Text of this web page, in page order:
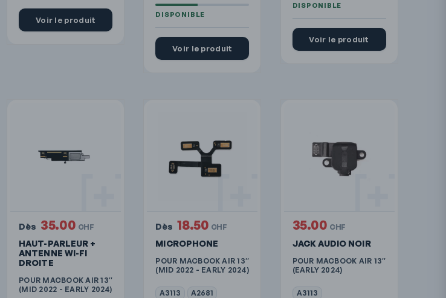
Voir le produit
Voir le produit
Voir le produit
HAUT-PARLEUR +
ANTENNE WI-FI
DROITE
POUR MACBOOK AIR 13″
(MID 2022 - EARLY 2024)
Dès 35.00 CHF
MICROPHONE
POUR MACBOOK AIR 13″
(MID 2022 - EARLY 2024)
A3113 A2681
Dès 18.50 CHF
JACK AUDIO NOIR
POUR MACBOOK AIR 13″
(EARLY 2024)
A3113
35.00 CHF